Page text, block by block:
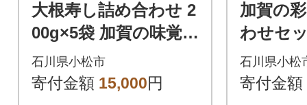
大根寿し詰め合わせ 2
00g×5袋 加賀の味覚
なれずし 漬物
石川県小松市
寄付金額 15,000円
加賀の
わせセ
覚 つけ
石川県小松
寄付金額